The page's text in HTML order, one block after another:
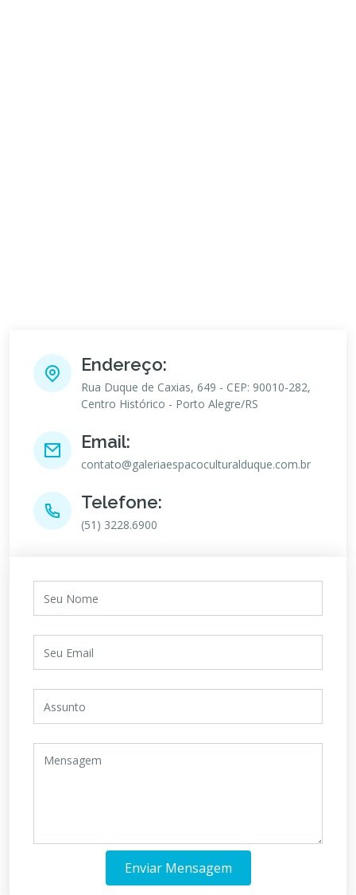
Endereço:
Rua Duque de Caxias, 649 - CEP: 90010-282,
Centro Histórico - Porto Alegre/RS
Email:
contato@galeriaespacoculturalduque.com.br
Telefone:
(51) 3228.6900
Enviar Mensagem